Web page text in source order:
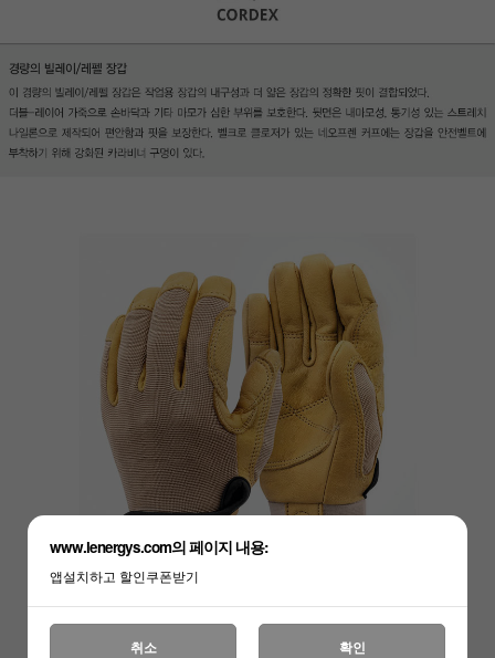
페이코 ID로 페
www.lenergys.com의 페이지 내용:
앱설치하고 할인쿠폰받기
취소 확인